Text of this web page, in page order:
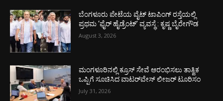
ಬೆಂಗಳೂರು ಪೇಟೆಯ ವೈಟ್ ಟಾಪಿಂಗ್ ರಸ್ತೆಯಲ್ಲಿ
ಪ್ರಥಮ ‘ಫೈರ್ ಹೈಡ್ರೆಂಟ್’ ವ್ಯವಸ್ಥೆ : ಕೃಷ್ಣ ಬೈರೇಗೌಡ
August 3, 2026
ಮಂಗಳೂರಿನಲ್ಲಿ ಕ್ರೂಸ್ ಸೇವೆ ಆರಂಭಿಸಲು ತಾತ್ವಿಕ
ಒಪ್ಪಿಗೆ ಸೂಚಿಸಿದ ವಾಟರ್‌ವೇಸ್ ಲೀಜರ್ ಟೂರಿಸಂ
July 31, 2026